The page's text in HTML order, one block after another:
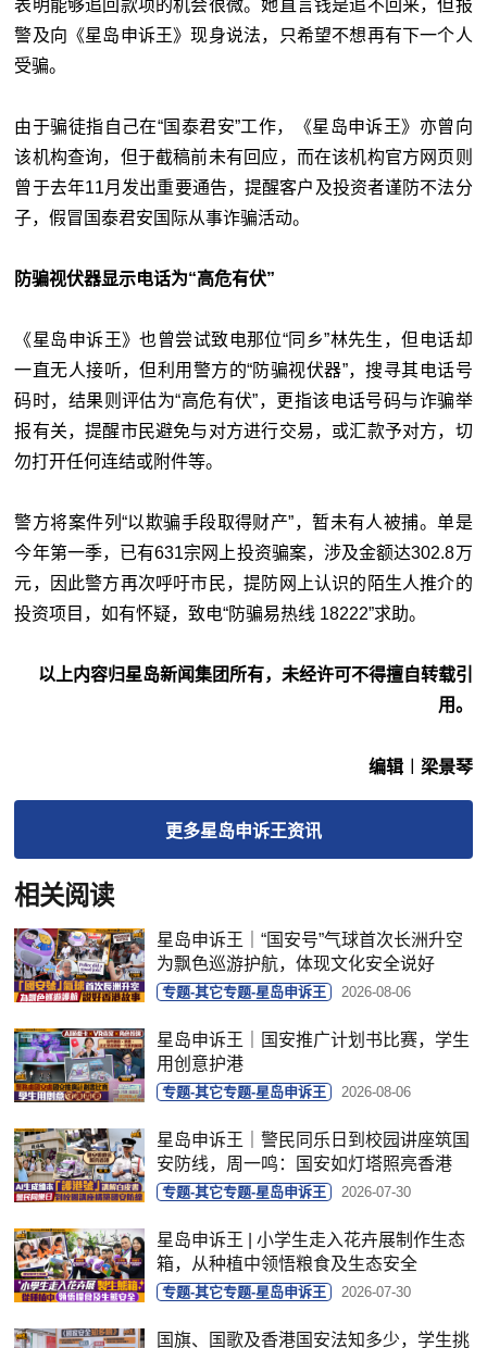
表明能够追回款项的机会很微。她直言钱是追不回来，但报
警及向《星岛申诉王》现身说法，只希望不想再有下一个人
受骗。
由于骗徒指自己在“国泰君安”工作，《星岛申诉王》亦曾向
该机构查询，但于截稿前未有回应，而在该机构官方网页则
曾于去年11月发出重要通告，提醒客户及投资者谨防不法分
子，假冒国泰君安国际从事诈骗活动。
防骗视伏器显示电话为“高危有伏”
《星岛申诉王》也曾尝试致电那位“同乡”林先生，但电话却
一直无人接听，但利用警方的“防骗视伏器”，搜寻其电话号
码时，结果则评估为“高危有伏”，更指该电话号码与诈骗举
报有关，提醒市民避免与对方进行交易，或汇款予对方，切
勿打开任何连结或附件等。
警方将案件列“以欺骗手段取得财产”，暂未有人被捕。单是
今年第一季，已有631宗网上投资骗案，涉及金额达302.8万
元，因此警方再次呼吁市民，提防网上认识的陌生人推介的
投资项目，如有怀疑，致电“防骗易热线 18222”求助。
以上内容归星岛新闻集团所有，未经许可不得擅自转载引
用。
编辑︱梁景琴
更多星岛申诉王资讯
相关阅读
星岛申诉王｜“国安号”气球首次长洲升空
为飘色巡游护航，体现文化安全说好
专题-其它专题-星岛申诉王 2026-08-06
星岛申诉王｜国安推广计划书比赛，学生
用创意护港
专题-其它专题-星岛申诉王 2026-08-06
星岛申诉王｜警民同乐日到校园讲座筑国
安防线，周一鸣：国安如灯塔照亮香港
专题-其它专题-星岛申诉王 2026-07-30
星岛申诉王 | 小学生走入花卉展制作生态
箱，从种植中领悟粮食及生态安全
专题-其它专题-星岛申诉王 2026-07-30
国旗、国歌及香港国安法知多少，学生挑